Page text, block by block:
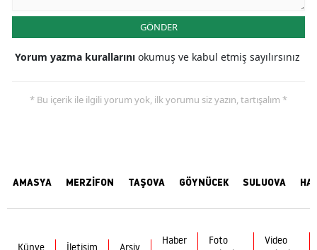
GÖNDER
Yorum yazma kurallarını okumuş ve kabul etmiş sayılırsınız
* Bu içerik ile ilgili yorum yok, ilk yorumu siz yazın, tartışalım *
AMASYA MERZİFON TAŞOVA GÖYNÜCEK SULUOVA
Künye İletişim Arşiv
Haber
Foto
Video